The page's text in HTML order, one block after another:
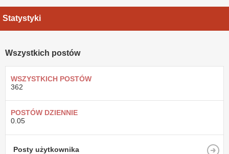
Statystyki
Wszystkich postów
WSZYSTKICH POSTÓW
362
POSTÓW DZIENNIE
0.05
Posty użytkownika